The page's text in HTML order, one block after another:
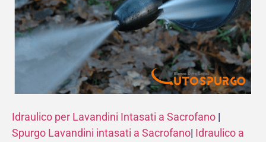
Idraulico per Lavandini Intasati a Sacrofano |
Spurgo Lavandini intasati a Sacrofano| Idraulico a